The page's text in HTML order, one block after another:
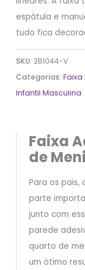
espátula e
tudo fica
SKU: 2B1044-V
Categorias:
Infantil Masculina
Faixa
de
Para os
parte
junto com
parede
quarto de
um ótimo